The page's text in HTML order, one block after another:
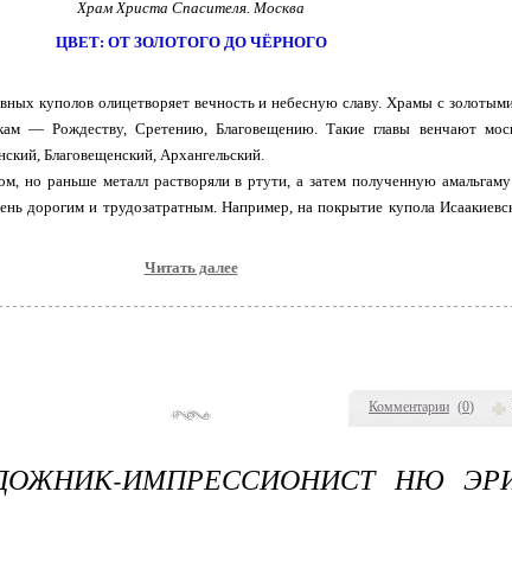
Комментарии (0)
Храм Христа Спасителя. Москва
ЦВЕТ: ОТ ЗОЛОТОГО ДО ЧЁРНОГО
куполов олицетворяет вечность и небесную славу. Храмы с
— Рождеству, Сретению, Благовещению. Такие главы венчают
Благовещенский, Архангельский.
но раньше металл растворяли в ртути, а затем полученную
дорогим и трудозатратным. Например, на покрытие купола
Читать далее
ИМПРЕССИОНИСТ НЮ